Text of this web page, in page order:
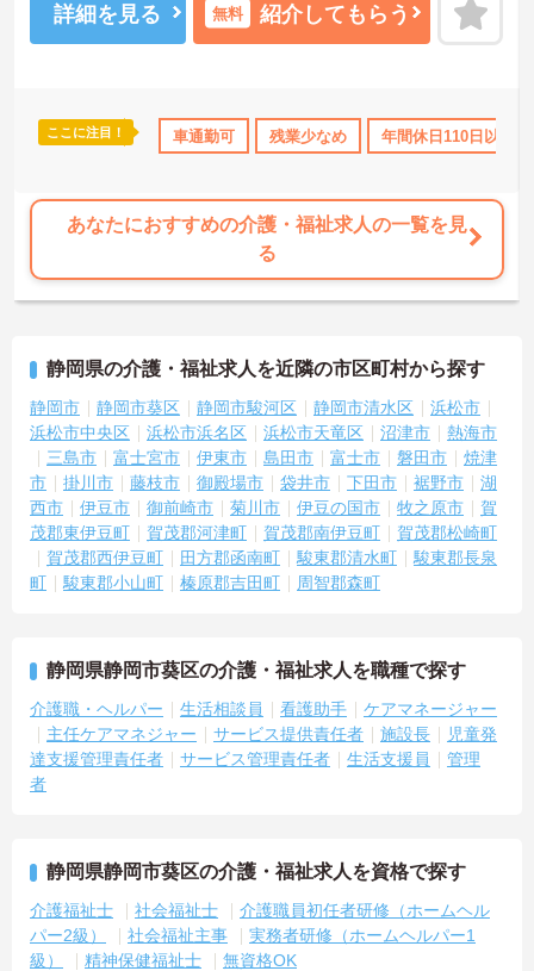
社会保険完備 退職金制度あり
担当するため、初任者研修や実務者研修の方も食事介助や入浴介助
などの生活を支えるケアに専念できる環境です。多職種で情報を共
です。常勤スタッフの比率が90パーセントを超えているため急な勤
務変更が発生しにくく、あらかじめ決められた訪問予定表に沿って
ており、多職種と連携しながら専門性を着実に深めていける環境が
用意されています。
★おすすめPOINT★
＜個別ＯＪＴとチーム連携で着実に成長！＞
・施設内には看護師が24時間常駐しており、急変時の対応や専門的
な医療処置は看護師が担当するため負担が減ります
・介護スタッフと看護スタッフの比率が1対1で相談しやすく、初任
者研修や実務者研修からでも着実に専門性を高められます
＜残業月7時間以下で身体の負担を軽減！＞
・常勤で働くスタッフの比率が90パーセント以上と高く、急なシフ
ト変更や無理な長時間勤務が発生しにくい人員体制です
・訪問スケジュールに沿って施設内でのケアを行うため、月平均の
残業時間は5時間から7時間程度とかなり少なめに抑えられます
・夜勤明けの翌日は原則としてお休みとなるシフト編成が組まれて
かりと給与に反映されるためモチベーションを維持できます
例も多数あり、腰を据えて長期的なキャリア形成が可能です
詳細を見る 無料 紹介してもらう
ここに注目！ 車通勤可 残業少なめ 年間休日110日以上
あなたにおすすめの介護・福祉求人の一覧を見
る
静岡県の介護・福祉求人を近隣の市区町村から探す
静岡市 静岡市葵区 静岡市駿河区 静岡市清水区
浜松市
浜松市中央区
浜松市浜名区 浜松市天竜区 沼津市
熱海市
三島市
富士宮市 伊東市 島田市 富士市 磐田市
焼津
市
掛川市 藤枝市 御殿場市 袋井市 下田市 裾野市
湖
西市
伊豆市 御前崎市 菊川市 伊豆の国市 牧之原市
賀
茂郡東伊豆町
賀茂郡河津町 賀茂郡南伊豆町
賀茂郡松崎町
賀茂郡西伊豆町
田方郡函南町 駿東郡清水町
駿東郡長泉
町
駿東郡小山町 榛原郡吉田町 周智郡森町
静岡県静岡市葵区の介護・福祉求人を職種で探す
介護職・ヘルパー 生活相談員 看護助手
ケアマネージャー
主任ケアマネジャー
サービス提供責任者 施設長
児童発
達支援管理責任者
サービス管理責任者 生活支援員
管理
者
静岡県静岡市葵区の介護・福祉求人を資格で探す
介護福祉士 社会福祉士
介護職員初任者研修（ホームヘル
パー2級）
社会福祉主事
実務者研修（ホームヘルパー1
級）
精神保健福祉士 無資格OK